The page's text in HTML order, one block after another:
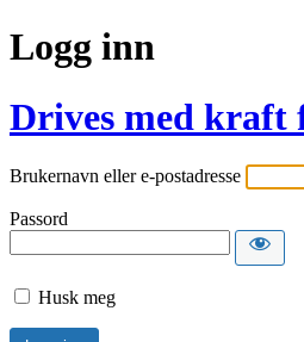
Logg inn
Drives med kraft
Brukernavn eller e-postadresse
Passord
Husk meg